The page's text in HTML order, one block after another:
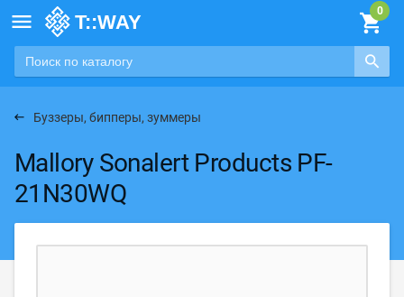

Буззеры, бипперы, зуммеры
Mallory Sonalert Products PF-
21N30WQ